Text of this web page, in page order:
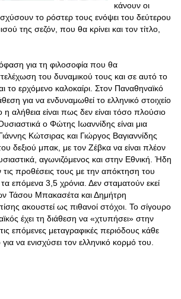
κάνουν οι
το ρόστερ τους ενόψει του δεύτερου
της σεζόν, που θα κρίνει και τον τίτλο,
για τη φιλοσοφία που θα
του δυναμικού τους και σε αυτό το
το ερχόμενο καλοκαίρι. Στον Παναθηναϊκό
για να ενδυναμωθεί το ελληνικό στοιχείο
αλήθεια είναι πως δεν είναι τόσο πλούσιο
ο Φώτης Ιωαννίδης είναι μια
Κώτσιρας και Γιώργος Βαγιαννίδης
δεξιού μπακ, με τον Ζέβκα να είναι πλέον
αγωνιζόμενος και στην Εθνική. Ήδη
τις προθέσεις τους με την απόκτηση του
επόμενα 3,5 χρόνια. Δεν σταματούν εκεί
Τάσου Μπακασέτα και Δημήτρη
ακουστεί ως πιθανοί στόχοι. Το σίγουρο
έχει τη διάθεση να «χτυπήσει» στην
επόμενες μεταγραφικές περιόδους κάθε
να ενισχύσει τον ελληνικό κορμό του.